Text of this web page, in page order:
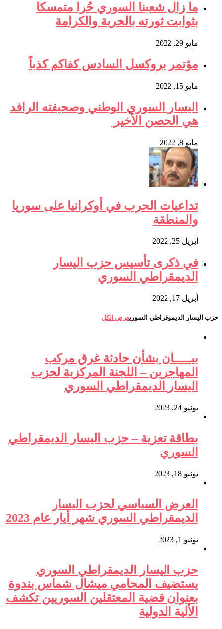
ما زال شعبنا السوري حُرا متمسكا
بثوابت ثورته بالحرية والكرامة
مايو 29, 2022
مؤتمر بروكسل السادس كفاكم كذباً
مايو 15, 2022
اليسار السوري الوطني وصحيفته الرافد
هي الحصن الأخير
مايو 8, 2022
تداعيات الحرب في أوكرانيا على سوريا
والمنطقة
أبريل 25, 2022
في ذكرى تأسيس حزب اليسار
الديمقراطي السوري
أبريل 17, 2022
حزب اليسار الديموقراطي السوريعرض الكل
بيـــــان بشأن حادثة غرق مركب
المهاجرين – اللجنة المركزية لحزب
اليسار الديمقراطي السوري
يونيو 24, 2023
بطاقة تعزية – حزب اليسار الديمقراطي
السوري
يونيو 18, 2023
العرض السياسي لحزب اليسار
الديمقراطي السوري شهر أيار عام 2023
يونيو 1, 2023
حزب اليسار الديمقراطي السوري
يستضيف المحامي ميشال شماس بندوة
بعنوان قضية المعتقلين السوريين تكشف
الألية الدولية